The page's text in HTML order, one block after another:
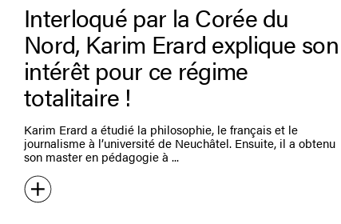
Interloqué par la Corée du
Nord, Karim Erard explique son
intérêt pour ce régime
totalitaire !
Karim Erard a étudié la philosophie, le français et le
journalisme à l’université de Neuchâtel. Ensuite, il a obtenu
son master en pédagogie à